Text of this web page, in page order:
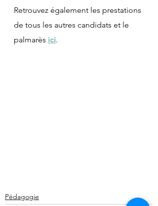
Retrouvez également les prestations
de tous les autres candidats et le
palmarès ici.
Pédagogie